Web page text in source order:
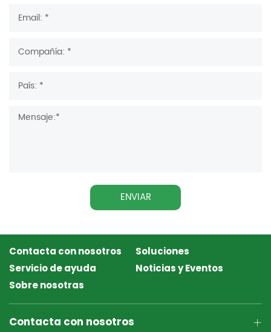
ENVIAR
Contacta con nosotros
Soluciones
Servicio de ayuda
Noticias y Eventos
Sobre nosotras
Contacta con nosotros